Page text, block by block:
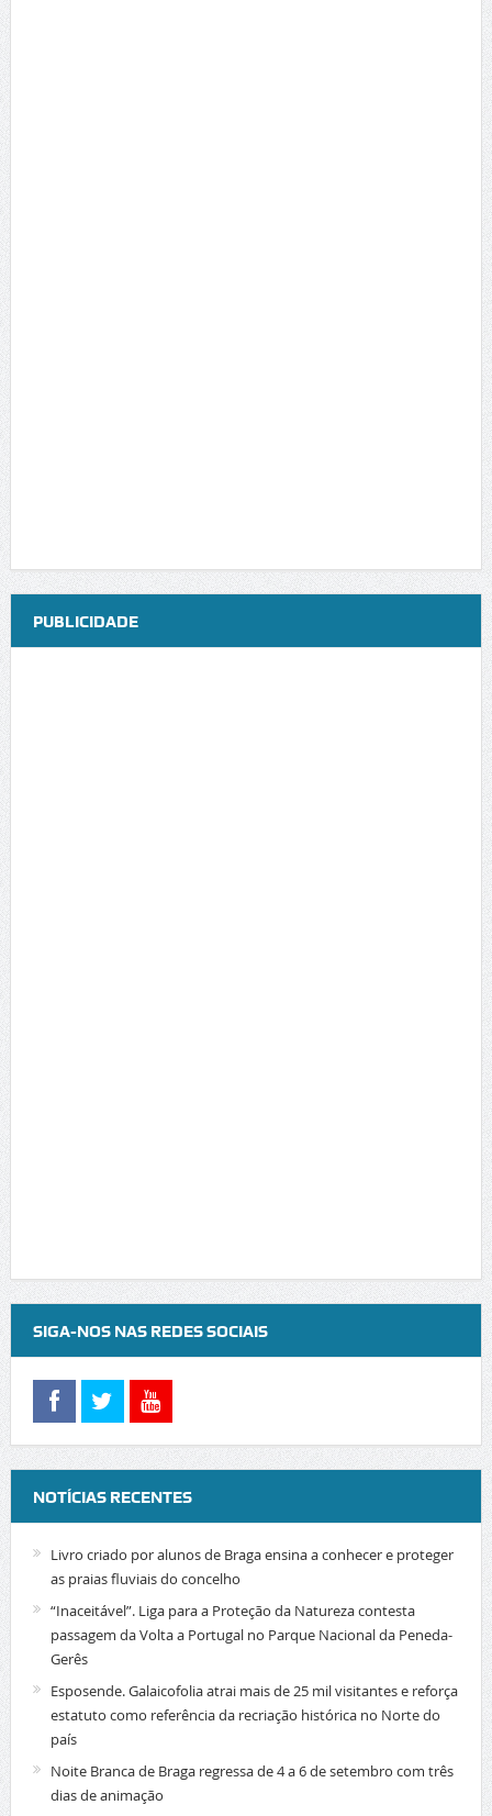
PUBLICIDADE
SIGA-NOS NAS REDES SOCIAIS
NOTÍCIAS RECENTES
Livro criado por alunos de Braga ensina a conhecer e proteger
as praias fluviais do concelho
“Inaceitável”. Liga para a Proteção da Natureza contesta
passagem da Volta a Portugal no Parque Nacional da Peneda-
Gerês
Esposende. Galaicofolia atrai mais de 25 mil visitantes e reforça
estatuto como referência da recriação histórica no Norte do
país
Noite Branca de Braga regressa de 4 a 6 de setembro com três
dias de animação